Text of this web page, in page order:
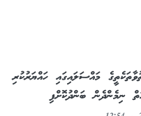
މައްސަލައިގައި ހައްޔަރުކުރި
ނިމެންދެން ބަންދުކޮށްފި